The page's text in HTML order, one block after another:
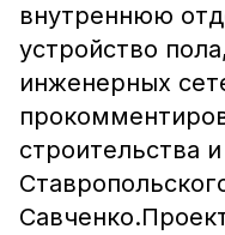
внутреннюю
устройство
инженерных
строительства